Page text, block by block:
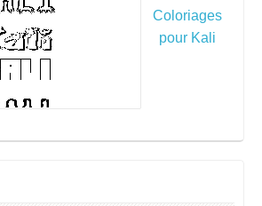
Coloriages
pour Kali